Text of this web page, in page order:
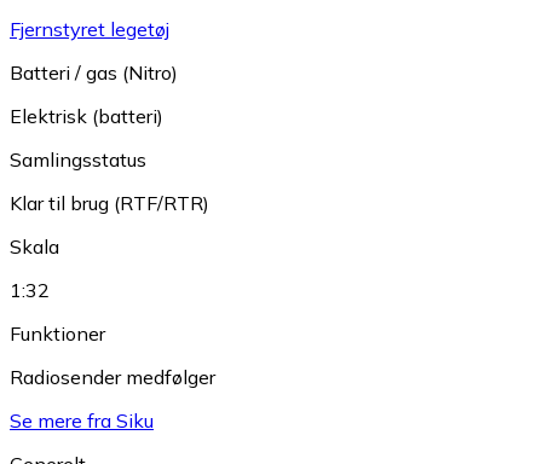
Fjernstyret legetøj
Batteri / gas (Nitro)
Elektrisk (batteri)
Samlingsstatus
Klar til brug (RTF/RTR)
Skala
1:32
Funktioner
Radiosender medfølger
Se mere fra Siku